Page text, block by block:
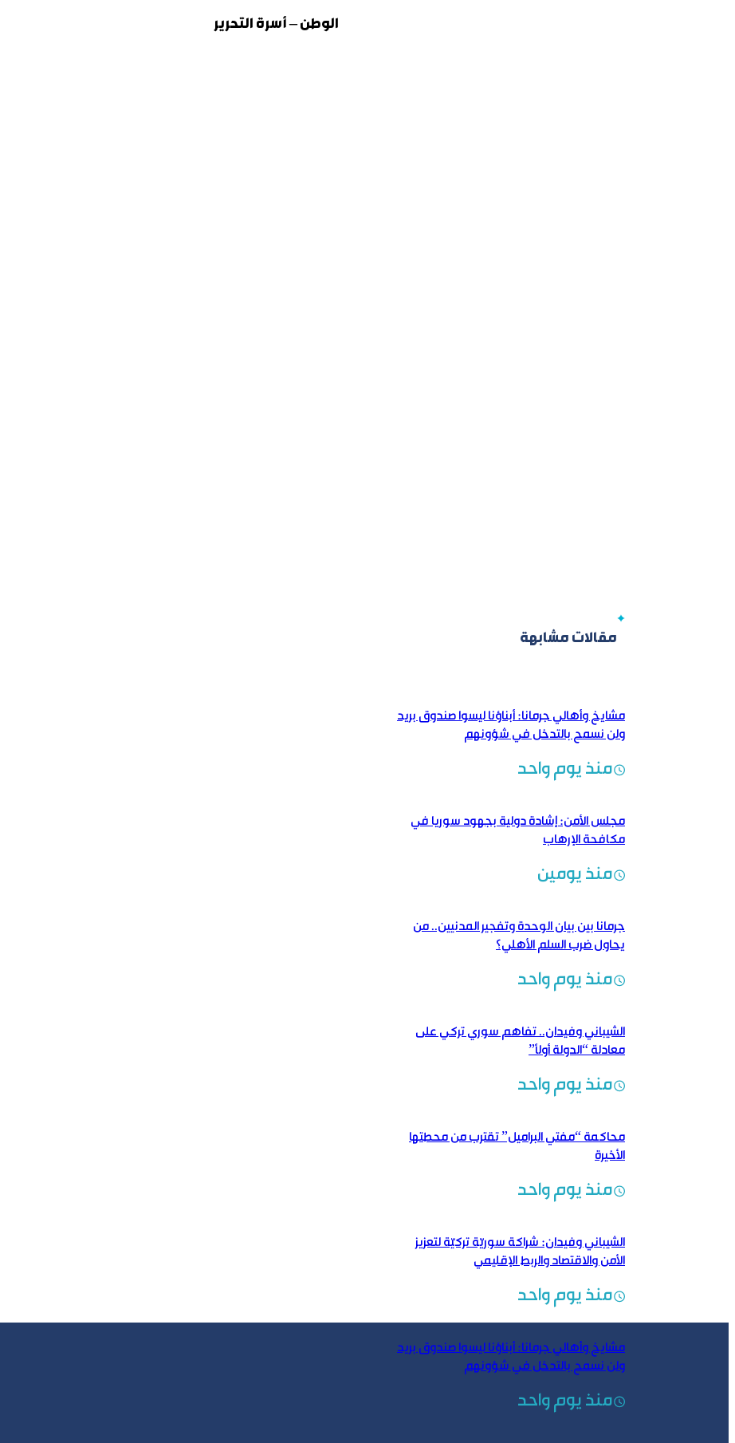
الوطن – أسرة التحرير
مقالات مشابهة
مشايخ وأهالي جرمانا: أبناؤنا ليسوا صندوق بريد
ولن نسمح بالتدخل في شؤونهم
منذ يوم واحد
مجلس الأمن: إشادة دولية بجهود سوريا في
مكافحة الإرهاب
منذ يومين
جرمانا بين بيان الوحدة وتفجير المدنيين.. من
يحاول ضرب السلم الأهلي؟
منذ يوم واحد
الشيباني وفيدان.. تفاهم سوري تركي على
معادلة “الدولة أولاً”
منذ يوم واحد
محاكمة “مفتي البراميل” تقترب من محطتها
الأخيرة
منذ يوم واحد
الشيباني وفيدان: شراكة سوريّة تركيّة لتعزيز
الأمن والاقتصاد والربط الإقليمي
منذ يوم واحد
مشايخ وأهالي جرمانا: أبناؤنا ليسوا صندوق بريد
ولن نسمح بالتدخل في شؤونهم
منذ يوم واحد